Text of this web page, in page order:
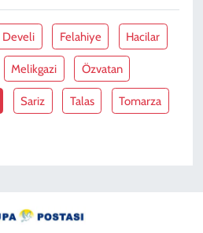
Develi Felahiye Hacilar
Melikgazi Özvatan
Sariz Talas Tomarza